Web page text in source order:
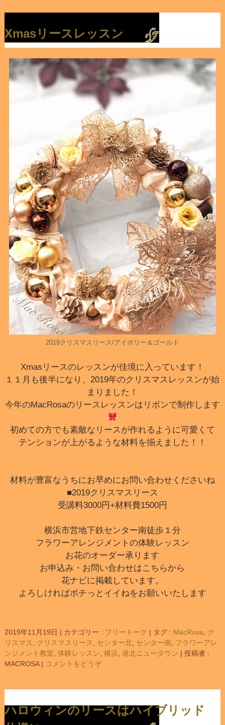
Xmasリースレッスン
2019クリスマスリース/アイボリー＆ゴールド
Xmasリースのレッスンが佳境に入っています！
１１月も後半になり、2019年のクリスマスレッスンが始
まりました！
今年のMacRosaのリースレッスンはリボンで制作します
初めての方でも素敵なリースが作れるように可愛くて
テンションが上がるような材料を揃えました！！
材料が豊富なうちにお早めにお問い合わせくださいね
■2019クリスマスリース
受講料3000円+材料費1500円
横浜市営地下鉄センター南徒歩１分
フラワーアレンジメントの体験レッスン
お花のオーダー承ります
お申込み・お問い合わせはこちらから
花ナビに掲載しています。
よろしければポチっとイイねをお願いいたします
2019年11月19日 | カテゴリー : フリートーク | タグ : MacRosa
ク
リスマス
クリスマスリース センター北, センター南, フラワーアレ
ンジメント教室 体験レッスン 横浜, 港北ニュータウン | 投稿者 :
MACROSA | コメントをどうぞ
ハロウィンのリースはハイブリッド